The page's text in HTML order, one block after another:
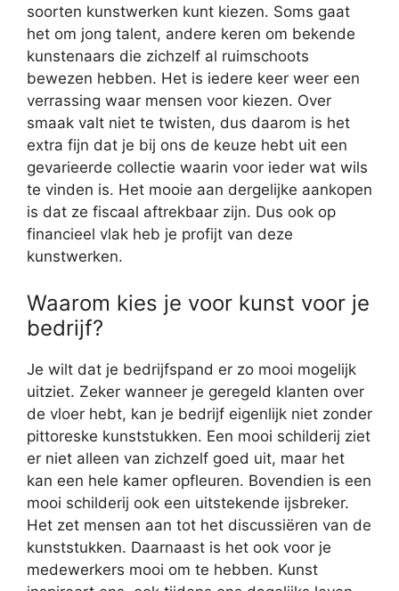
soorten kunstwerken kunt kiezen. Soms gaat
het om jong talent, andere keren om bekende
kunstenaars die zichzelf al ruimschoots
bewezen hebben. Het is iedere keer weer een
verrassing waar mensen voor kiezen. Over
smaak valt niet te twisten, dus daarom is het
extra fijn dat je bij ons de keuze hebt uit een
gevarieerde collectie waarin voor ieder wat wils
te vinden is. Het mooie aan dergelijke aankopen
is dat ze fiscaal aftrekbaar zijn. Dus ook op
financieel vlak heb je profijt van deze
kunstwerken.
Waarom kies je voor kunst voor je
bedrijf?
Je wilt dat je bedrijfspand er zo mooi mogelijk
uitziet. Zeker wanneer je geregeld klanten over
de vloer hebt, kan je bedrijf eigenlijk niet zonder
pittoreske kunststukken. Een mooi schilderij ziet
er niet alleen van zichzelf goed uit, maar het
kan een hele kamer opfleuren. Bovendien is een
mooi schilderij ook een uitstekende ijsbreker.
Het zet mensen aan tot het discussiëren van de
kunststukken. Daarnaast is het ook voor je
medewerkers mooi om te hebben. Kunst